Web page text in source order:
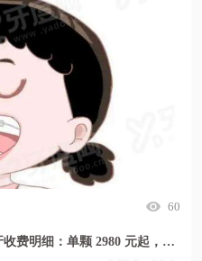
60
湖南益阳伢贝健口腔 2026 种植牙收费明细：单颗 2980 元起，种牙价格透明放心选